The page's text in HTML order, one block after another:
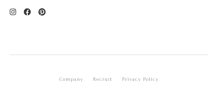
Company Recruit Privacy Policy